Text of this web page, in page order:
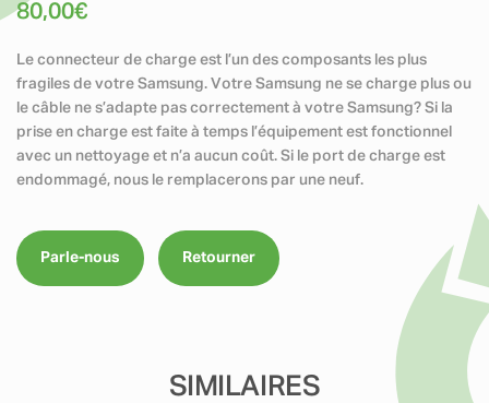
80,00€
Le connecteur de charge est l’un des composants les plus
fragiles de votre Samsung. Votre Samsung ne se charge plus ou
le câble ne s’adapte pas correctement à votre Samsung? Si la
prise en charge est faite à temps l’équipement est fonctionnel
avec un nettoyage et n’a aucun coût. Si le port de charge est
endommagé, nous le remplacerons par une neuf.
Parle-nous Retourner
SIMILAIRES